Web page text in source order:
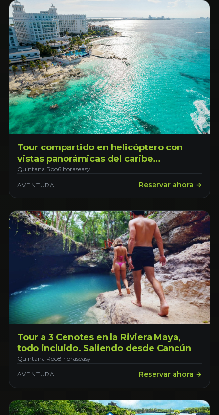
Tour compartido en helicóptero con
vistas panorámicas del caribe
mexicano. Salida desde Cancún
Quintana Roo6 horaseasy
AVENTURA Reservar ahora →
Tour a 3 Cenotes en la Riviera Maya,
todo incluido. Saliendo desde Cancún
Quintana Roo8 horaseasy
AVENTURA Reservar ahora →